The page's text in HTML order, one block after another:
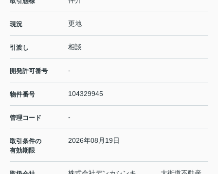
現況 更地
引渡し 相談
開発許可番号 -
物件番号 104329945
管理コード -
取引条件の
有効期限
2026年08月19日